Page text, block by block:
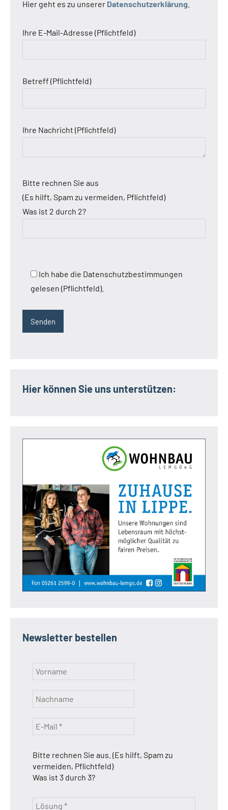
Hier geht es zu unserer Datenschutzerklärung
Ihre E-Mail-Adresse (Pflichtfeld)
Betreff (Pflichtfeld)
Ihre Nachricht (Pflichtfeld)
Bitte rechnen Sie aus
(Es hilft, Spam zu vermeiden, Pflichtfeld)
Was ist 2 durch 2?
Ich habe die Datenschutzbestimmungen
gelesen (Pflichtfeld).
Hier können Sie uns unterstützen:
Newsletter bestellen
Bitte rechnen Sie aus. (Es hilft, Spam zu
vermeiden, Pflichtfeld)
Was ist 3 durch 3?